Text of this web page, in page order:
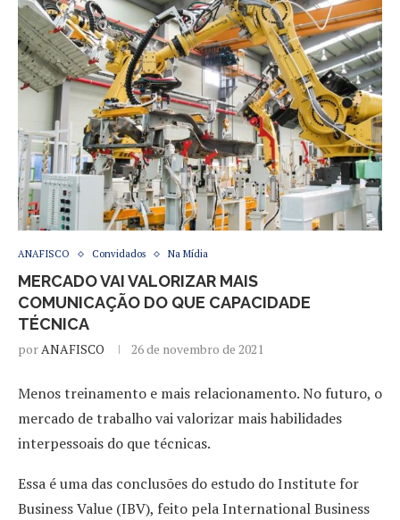
ANAFISCO Convidados Na Mídia
MERCADO VAI VALORIZAR MAIS
COMUNICAÇÃO DO QUE CAPACIDADE
TÉCNICA
porANAFISCO 26 de novembro de 2021
Menos treinamento e mais relacionamento. No futuro, o
mercado de trabalho vai valorizar mais habilidades
interpessoais do que técnicas.
Essa é uma das conclusões do estudo do Institute for
Business Value (IBV), feito pela International Business